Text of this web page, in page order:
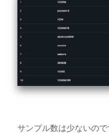
サンプル数は少ないの